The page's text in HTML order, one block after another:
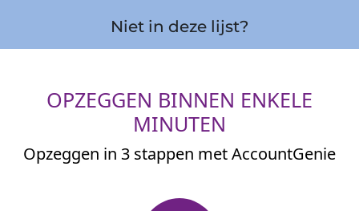
Niet in deze lijst?
OPZEGGEN BINNEN ENKELE
MINUTEN
Opzeggen in 3 stappen met AccountGenie